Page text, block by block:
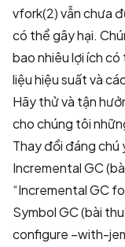
vfork(2) vẫn chưa
có thể gây hại.
bao nhiêu lợi ích
liệu hiệu suất và
Hãy thử và tận
cho chúng tôi
Thay đổi đáng chú
Incremental GC(
“Incremental GC
Symbol GC(bài
configure –with-